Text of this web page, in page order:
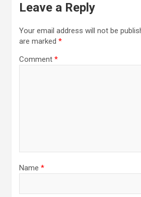
Leave a Reply
Your email address will not be
are marked *
Comment *
Name *